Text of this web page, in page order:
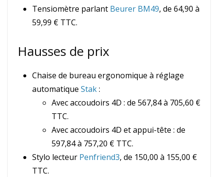
Tensiomètre parlant Beurer BM49, de 64,90 à
59,99 € TTC.
Hausses de prix
Chaise de bureau ergonomique à réglage
automatique Stak:
Avec accoudoirs 4D : de 567,84 à 705,60 €
TTC.
Avec accoudoirs 4D et appui-tête : de
597,84 à 757,20 € TTC.
Stylo lecteur Penfriend3, de 150,00 à 155,00 €
TTC.